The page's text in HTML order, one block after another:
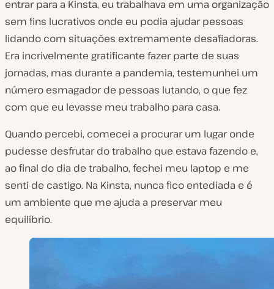
entrar para a Kinsta, eu trabalhava em uma organização
sem fins lucrativos onde eu podia ajudar pessoas
lidando com situações extremamente desafiadoras.
Era incrivelmente gratificante fazer parte de suas
jornadas, mas durante a pandemia, testemunhei um
número esmagador de pessoas lutando, o que fez
com que eu levasse meu trabalho para casa.
Quando percebi, comecei a procurar um lugar onde
pudesse desfrutar do trabalho que estava fazendo e,
ao final do dia de trabalho, fechei meu laptop e me
senti de castigo. Na Kinsta, nunca fico entediada e é
um ambiente que me ajuda a preservar meu
equilíbrio.